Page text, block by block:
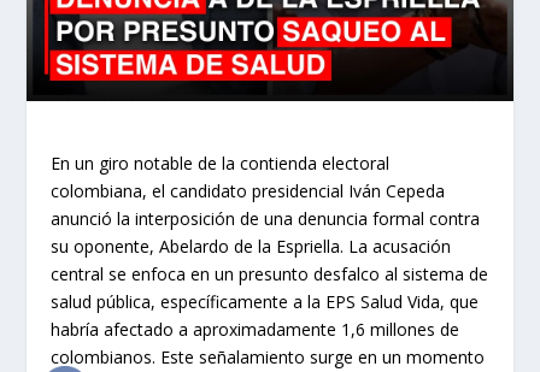
En un giro notable de la contienda electoral
colombiana, el candidato presidencial Iván Cepeda
anunció la interposición de una denuncia formal contra
su oponente, Abelardo de la Espriella. La acusación
central se enfoca en un presunto desfalco al sistema de
salud pública, específicamente a la EPS Salud Vida, que
habría afectado a aproximadamente 1,6 millones de
colombianos. Este señalamiento surge en un momento